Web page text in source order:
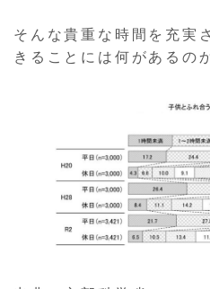
そんな貴重な時間を充実
きることには何があるの